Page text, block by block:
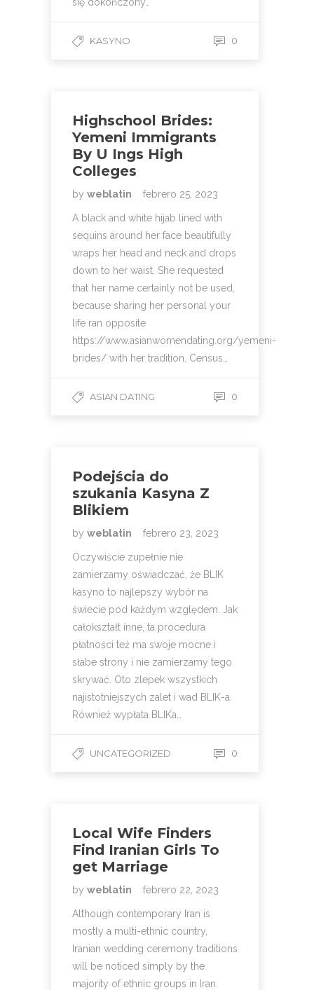
KASYNO 0
Highschool Brides:
Yemeni Immigrants
By U Ings High
Colleges
by weblatin febrero 25, 2023
A black and white hijab lined with
sequins around her face beautifully
wraps her head and neck and drops
down to her waist. She requested
that her name certainly not be used,
because sharing her personal your
life ran opposite
https://www.asianwomendating.org/yemeni-
brides/ with her tradition. Census…
ASIAN DATING 0
Podejścia do
szukania Kasyna Z
Blikiem
by weblatin febrero 23, 2023
Oczywiście zupełnie nie
zamierzamy oświadczać, że BLIK
kasyno to najlepszy wybór na
świecie pod każdym względem. Jak
całokształt inne, ta procedura
płatności też ma swoje mocne i
słabe strony i nie zamierzamy tego
skrywać. Oto zlepek wszystkich
najistotniejszych zalet i wad BLIK-a.
Również wypłata BLIKa…
UNCATEGORIZED 0
Local Wife Finders
Find Iranian Girls To
get Marriage
by weblatin febrero 22, 2023
Although contemporary Iran is
mostly a multi-ethnic country,
Iranian wedding ceremony traditions
will be noticed simply by the
majority of ethnic groups in Iran.